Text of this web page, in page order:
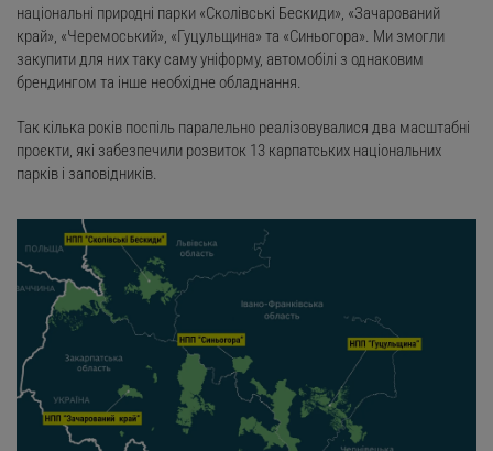
національні природні парки «Сколівські Бескиди», «Зачарований
край», «Черемоський», «Гуцульщина» та «Синьогора». Ми змогли
закупити для них таку саму уніформу, автомобілі з однаковим
брендингом та інше необхідне обладнання.
Так кілька років поспіль паралельно реалізовувалися два масштабні
проєкти, які забезпечили розвиток 13 карпатських національних
парків і заповідників.